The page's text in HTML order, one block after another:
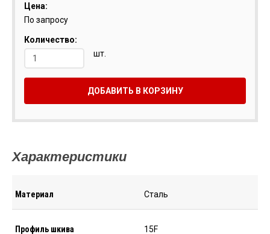
Цена:
По запросу
Количество:
шт.
ДОБАВИТЬ В КОРЗИНУ
Характеристики
Материал Сталь
Профиль шкива 15F